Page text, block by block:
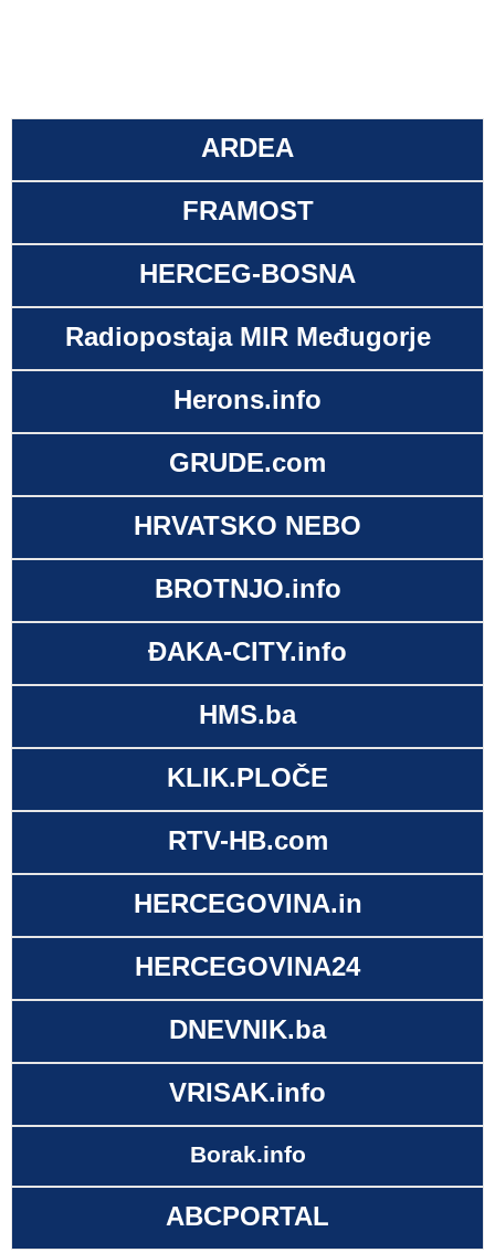
ARDEA
FRAMOST
HERCEG-BOSNA
Radiopostaja MIR Međugorje
Herons.info
GRUDE.com
HRVATSKO NEBO
BROTNJO.info
ĐAKA-CITY.info
HMS.ba
KLIK.PLOČE
RTV-HB.com
HERCEGOVINA.in
HERCEGOVINA24
DNEVNIK.ba
VRISAK.info
Borak.info
ABCPORTAL